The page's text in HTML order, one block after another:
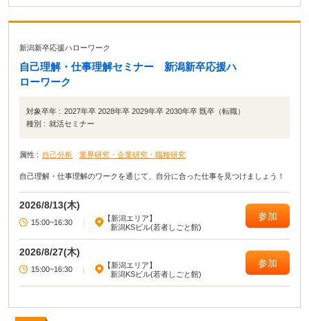
新潟新卒応援ハローワーク
自己理解・仕事理解セミナー 新潟新卒応援ハ
ローワーク
対象卒年 : 2027年卒 2028年卒 2029年卒 2030年卒 既卒（転職）
種別 : 就活セミナー
属性 : 自己分析 業界研究・企業研究・職種研究
自己理解・仕事理解のワークを通じて、自分に合った仕事を見つけましょう！
2026/8/13(木)
15:00~16:30 |
【新潟エリア】
新潟KSビル(若者しごと館)
参加
2026/8/27(木)
15:00~16:30 |
【新潟エリア】
新潟KSビル(若者しごと館)
参加